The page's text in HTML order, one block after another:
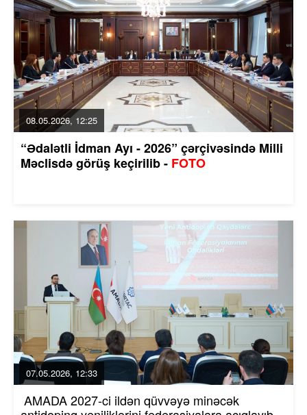
08.05.2026, 12:25
“Ədalətli İdman Ayı - 2026” çərçivəsində Milli
Məclisdə görüş keçirilib - FOTO
07.05.2026, 12:33
AMADA 2027-ci ildən qüvvəyə minəcək